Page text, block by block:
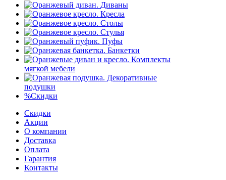
Диваны
Кресла
Столы
Стулья
Пуфы
Банкетки
Комплекты
мягкой мебели
Декоративные
подушки
%Скидки
Скидки
Акции
О компании
Доставка
Оплата
Гарантия
Контакты